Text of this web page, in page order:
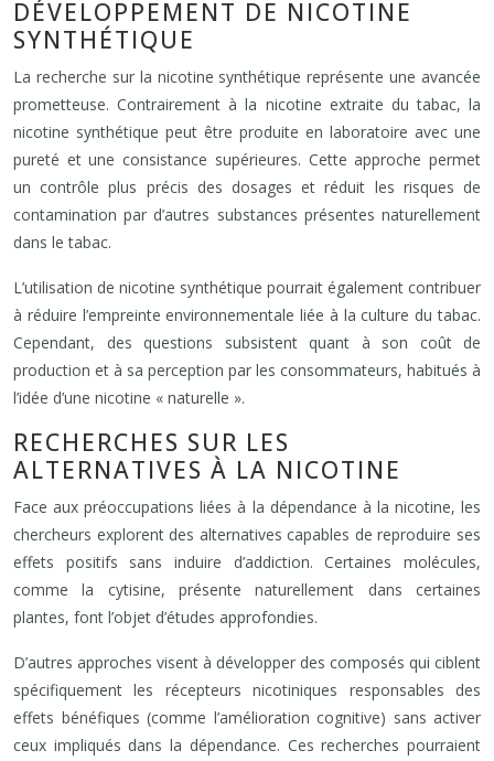
DÉVELOPPEMENT DE NICOTINE
SYNTHÉTIQUE
La recherche sur la nicotine synthétique représente une avancée
prometteuse. Contrairement à la nicotine extraite du tabac, la
nicotine synthétique peut être produite en laboratoire avec une
pureté et une consistance supérieures. Cette approche permet
un contrôle plus précis des dosages et réduit les risques de
contamination par d’autres substances présentes naturellement
dans le tabac.
L’utilisation de nicotine synthétique pourrait également contribuer
à réduire l’empreinte environnementale liée à la culture du tabac.
Cependant, des questions subsistent quant à son coût de
production et à sa perception par les consommateurs, habitués à
l’idée d’une nicotine « naturelle ».
RECHERCHES SUR LES
ALTERNATIVES À LA NICOTINE
Face aux préoccupations liées à la dépendance à la nicotine, les
chercheurs explorent des alternatives capables de reproduire ses
effets positifs sans induire d’addiction. Certaines molécules,
comme la cytisine, présente naturellement dans certaines
plantes, font l’objet d’études approfondies.
D’autres approches visent à développer des composés qui ciblent
spécifiquement les récepteurs nicotiniques responsables des
effets bénéfiques (comme l’amélioration cognitive) sans activer
ceux impliqués dans la dépendance. Ces recherches pourraient